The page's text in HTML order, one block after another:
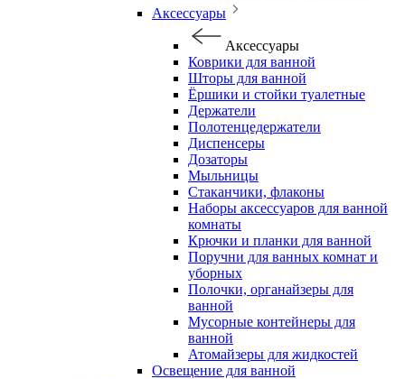
Аксессуары
Аксессуары
Коврики для ванной
Шторы для ванной
Ёршики и стойки туалетные
Держатели
Полотенцедержатели
Диспенсеры
Дозаторы
Мыльницы
Стаканчики, флаконы
Наборы аксессуаров для ванной
комнаты
Крючки и планки для ванной
Поручни для ванных комнат и
уборных
Полочки, органайзеры для
ванной
Мусорные контейнеры для
ванной
Атомайзеры для жидкостей
Освещение для ванной